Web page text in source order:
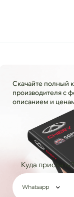
Скачайте полный
производителя с
описанием и
Куда
Whatsapp